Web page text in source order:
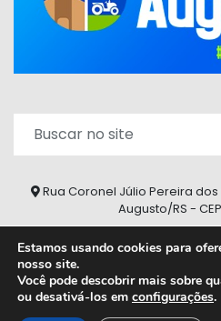
Rua Coronel Júlio Pereira
Augusto/RS -
Estamos usando cookies para
nosso site.
Você pode descobrir mais sobre
ou desativá-los em configurações.